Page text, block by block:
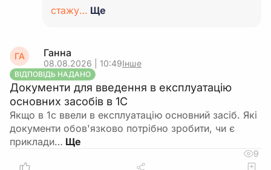
стажу… Ще
ГА Ганна
08.08.2026 | 10:49Інше
ВІДПОВІДЬ НАДАНО
Документи для введення в експлуатацію
основних засобів в 1С
Якщо в 1с ввели в експлуатацію основний засіб. Які
документи обов'язково потрібно зробити, чи є
приклади…
9